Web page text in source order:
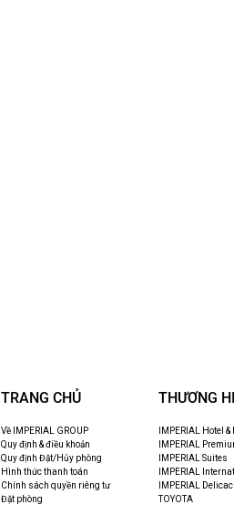
TRANG CHỦ
Về IMPERIAL GROUP
Quy định & điều khoản
Quy định Đặt/Hủy phòng
Hình thức thanh toán
Chính sách quyền riêng tư
Đặt phòng
THƯƠNG
IMPERIAL Hotel &
IMPERIAL
IMPERIAL Suites
IMPERIAL
IMPERIAL
TOYOTA